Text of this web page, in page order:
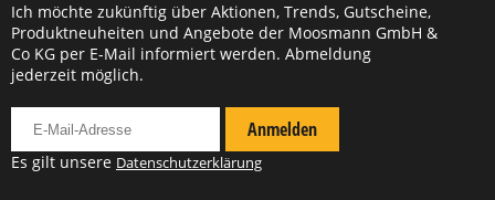
Ich möchte zukünftig über Aktionen, Trends, Gutscheine,
Produktneuheiten und Angebote der Moosmann GmbH &
Co KG per E-Mail informiert werden. Abmeldung
jederzeit möglich.
Anmelden
Es gilt unsere Datenschutzerklärung